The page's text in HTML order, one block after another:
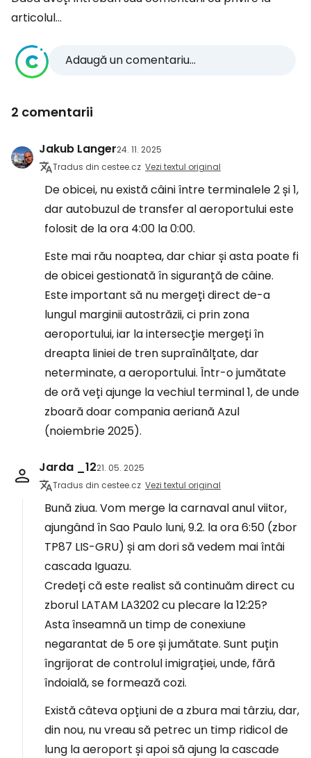
articolul...
Adaugă un comentariu...
2 comentarii
Jakub Langer24. 11. 2025
Tradus din cestee.cz Vezi textul original
De obicei, nu există câini între terminalele 2 și 1,
dar autobuzul de transfer al aeroportului este
folosit de la ora 4:00 la 0:00.
Este mai rău noaptea, dar chiar și asta poate fi
de obicei gestionată în siguranță de câine.
Este important să nu mergeți direct de-a
lungul marginii autostrăzii, ci prin zona
aeroportului, iar la intersecție mergeți în
dreapta liniei de tren supraînălțate, dar
neterminate, a aeroportului. Într-o jumătate
de oră veți ajunge la vechiul terminal 1, de unde
zboară doar compania aeriană Azul
(noiembrie 2025).
Jarda _1221. 05. 2025
Tradus din cestee.cz Vezi textul original
Bună ziua. Vom merge la carnaval anul viitor,
ajungând în Sao Paulo luni, 9.2. la ora 6:50 (zbor
TP87 LIS-GRU) și am dori să vedem mai întâi
cascada Iguazu.
Credeți că este realist să continuăm direct cu
zborul LATAM LA3202 cu plecare la 12:25?
Asta înseamnă un timp de conexiune
negarantat de 5 ore și jumătate. Sunt puțin
îngrijorat de controlul imigrației, unde, fără
îndoială, se formează cozi.
Există câteva opțiuni de a zbura mai târziu, dar,
din nou, nu vreau să petrec un timp ridicol de
lung la aeroport și apoi să ajung la cascade